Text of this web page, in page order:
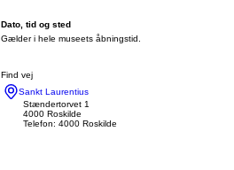
Dato, tid og sted
Gælder i hele museets åbningstid.
Find vej
Sankt Laurentius
Stændertorvet 1
4000 Roskilde
Telefon: 4000 Roskilde